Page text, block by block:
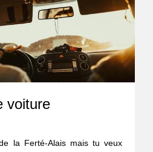
voiture
la Ferté-Alais mais tu veux